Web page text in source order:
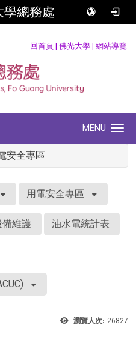
學總務處
回首頁 | 佛光大學 | 網站導覽
MENU
安全專區
用電安全專區
備維護 油水電統計表
瀏覽人次: 26827